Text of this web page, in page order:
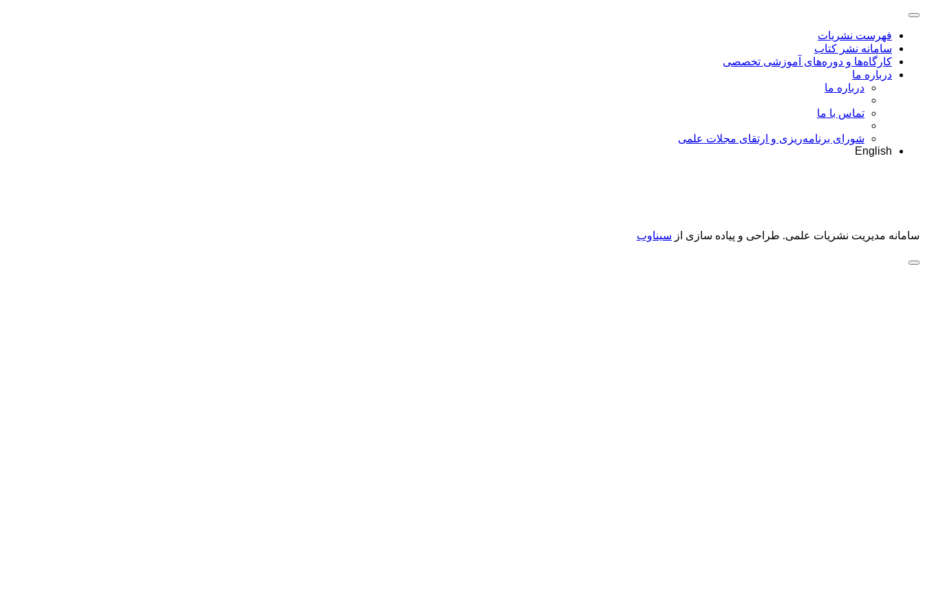
فهرست نشریات
سامانه نشر کتاب
کارگاه‌ها و دوره‌های آموزشی تخصصی
درباره ما
درباره ما
تماس با ما
شورای برنامه‌ریزی و ارتقای مجلات علمی
English
سامانه مدیریت نشریات علمی. طراحی و پیاده سازی از سیناوب